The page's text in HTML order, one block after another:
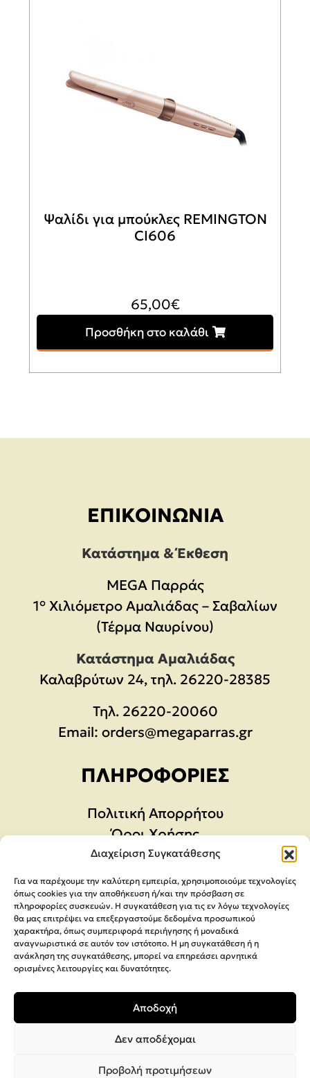
Διαχείριση Συγκατάθεσης
Για να παρέχουμε την καλύτερη εμπειρία, χρησιμοποιούμε τεχνολογίες
όπως cookies για την αποθήκευση ή/και την πρόσβαση σε
πληροφορίες συσκευών. Η συγκατάθεση για τις εν λόγω τεχνολογίες
θα μας επιτρέψει να επεξεργαστούμε δεδομένα προσωπικού
χαρακτήρα, όπως συμπεριφορά περιήγησης ή μοναδικά
αναγνωριστικά σε αυτόν τον ιστότοπο. Η μη συγκατάθεση ή η
ανάκληση της συγκατάθεσης, μπορεί να επηρεάσει αρνητικά
ορισμένες λειτουργίες και δυνατότητες.
Αποδοχή
Δεν αποδέχομαι
Προβολή προτιμήσεων
Ψαλίδι για μπούκλες REMINGTON
CI606
65,00€
Προσθήκη στο καλάθι
ΕΠΙΚΟΙΝΩΝΊΑ
Κατάστημα & Έκθεση
MEGA Παρράς
1° Χιλιόμετρο Αμαλιάδας – Σαβαλίων
(Τέρμα Ναυρίνου)
Κατάστημα Αμαλιάδας
Καλαβρύτων 24, τηλ. 26220-28385
Τηλ. 26220-20060
Email: orders@megaparras.gr
ΠΛΗΡΟΦΟΡΊΕΣ
Πολιτική Απορρήτου
Όροι Χρήσης
Μέθοδοι Αποστολής & πληρωμής
Ακυρώσεις & Επιστροφές
Φόρμα Υπαναχώρησης